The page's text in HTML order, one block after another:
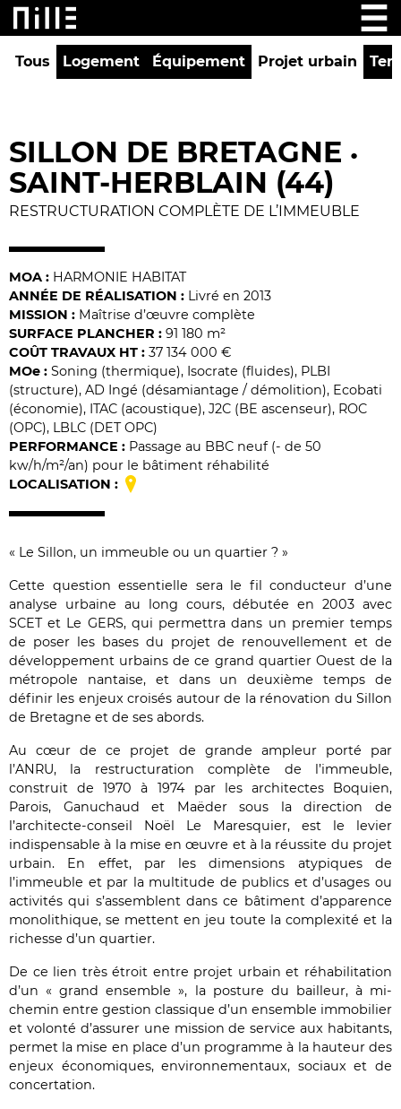
Tous Logement Équipement Projet urbain
SILLON DE BRETAGNE •
SAINT-HERBLAIN (44)
RESTRUCTURATION COMPLÈTE DE L’IMMEUBLE
MOA : HARMONIE HABITAT
ANNÉE DE RÉALISATION : Livré en 2013
MISSION : Maîtrise d’œuvre complète
SURFACE PLANCHER : 91 180 m²
COÛT TRAVAUX HT : 37 134 000 €
MOe : Soning (thermique), Isocrate (fluides), PLBI
(structure), AD Ingé (désamiantage / démolition), Ecobati
(économie), ITAC (acoustique), J2C (BE ascenseur), ROC
(OPC), LBLC (DET OPC)
PERFORMANCE : Passage au BBC neuf (- de 50
kw/h/m²/an) pour le bâtiment réhabilité
LOCALISATION :
« Le Sillon, un immeuble ou un quartier ? »
Cette question essentielle sera le fil conducteur d’une
analyse urbaine au long cours, débutée en 2003 avec
SCET et Le GERS, qui permettra dans un premier temps
de poser les bases du projet de renouvellement et de
développement urbains de ce grand quartier Ouest de la
métropole nantaise, et dans un deuxième temps de
définir les enjeux croisés autour de la rénovation du Sillon
de Bretagne et de ses abords.
Au cœur de ce projet de grande ampleur porté par
l’ANRU, la restructuration complète de l’immeuble,
construit de 1970 à 1974 par les architectes Boquien,
Parois, Ganuchaud et Maëder sous la direction de
l’architecte-conseil Noël Le Maresquier, est le levier
indispensable à la mise en œuvre et à la réussite du projet
urbain. En effet, par les dimensions atypiques de
l’immeuble et par la multitude de publics et d’usages ou
activités qui s’assemblent dans ce bâtiment d’apparence
monolithique, se mettent en jeu toute la complexité et la
richesse d’un quartier.
De ce lien très étroit entre projet urbain et réhabilitation
d’un « grand ensemble », la posture du bailleur, à mi-
chemin entre gestion classique d’un ensemble immobilier
et volonté d’assurer une mission de service aux habitants,
permet la mise en place d’un programme à la hauteur des
enjeux économiques, environnementaux, sociaux et de
concertation.